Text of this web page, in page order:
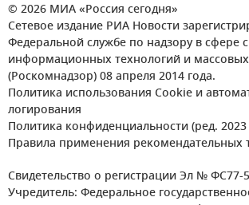
© 2026 МИА «Россия сегодня»
Сетевое издание РИА Новости
Федеральной службе по надзору в сфере
информационных технологий и
(Роскомнадзор) 08 апреля 2014 года.
Политика использования Cookie и
логирования
Политика конфиденциальности (ред. 2023
Правила применения рекомендательных
Свидетельство о регистрации Эл № ФС77-
Учредитель: Федеральное